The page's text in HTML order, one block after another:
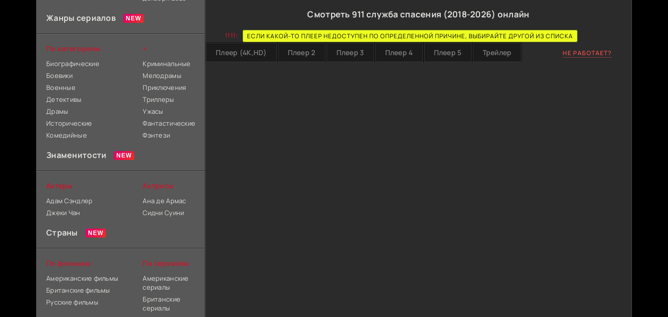
Смотреть 911 служба спасения (2018-2026) онлайн
!!!!: ЕСЛИ КАКОЙ-ТО ПЛЕЕР НЕДОСТУПЕН ПО ОПРЕДЕЛЕННОЙ ПРИЧИНЕ, ВЫБИРАЙТЕ ДРУГОЙ ИЗ СПИСКА
Плеер (4K,HD) Плеер 2 Плеер 3 Плеер 4 Плеер 5 Трейлер НЕ РАБОТАЕТ?
Жанры сериалов
По категориям
Биографические
Боевики
Военные
Детективы
Драмы
Исторические
Комедийные
+
Криминальные
Мелодрамы
Приключения
Триллеры
Ужасы
Фантастические
Фэнтези
Знаменитости
Актеры
Адам Сэндлер
Джеки Чан
Актрисы
Ана де Армас
Сидни Суини
Страны
По фильмам
Американские фильмы
Британские фильмы
Русские фильмы
По сериалам
Американские
сериалы
Британские
сериалы